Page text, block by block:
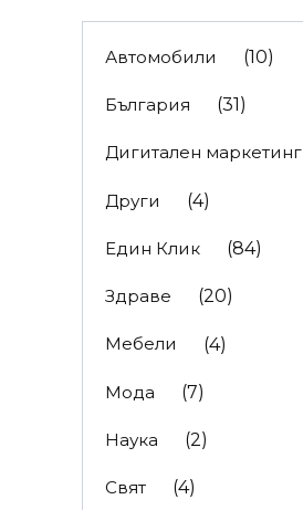
Автомобили (10)
България (31)
Дигитален маркетинг
Други (4)
Един Клик (84)
Здраве (20)
Мебели (4)
Мода (7)
Наука (2)
Свят (4)